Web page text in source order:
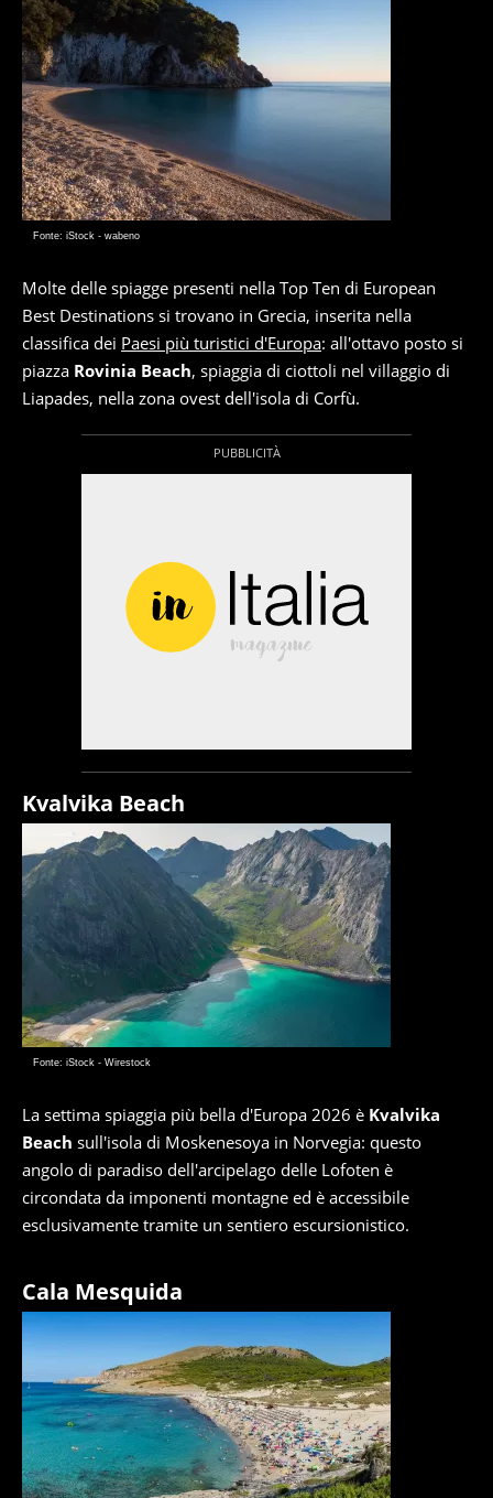
Fonte: iStock - wabeno
Molte delle spiagge presenti nella Top Ten di European
Best Destinations si trovano in Grecia, inserita nella
classifica dei Paesi più turistici d'Europa: all'ottavo posto si
piazza Rovinia Beach, spiaggia di ciottoli nel villaggio di
Liapades, nella zona ovest dell'isola di Corfù.
Kvalvika Beach
Fonte: iStock - Wirestock
La settima spiaggia più bella d'Europa 2026 è Kvalvika
Beach sull'isola di Moskenesoya in Norvegia: questo
angolo di paradiso dell'arcipelago delle Lofoten è
circondata da imponenti montagne ed è accessibile
esclusivamente tramite un sentiero escursionistico.
Cala Mesquida